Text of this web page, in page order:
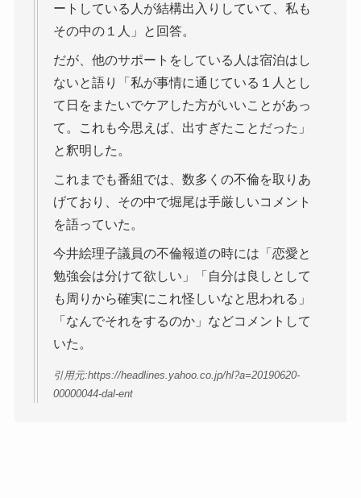
ートしている人が結構出入りしていて、私も
その中の１人」と回答。
だが、他のサポートをしている人は宿泊はし
ないと語り「私が事情に通じている１人とし
て日をまたいでケアした方がいいことがあっ
て。これも今思えば、出すぎたことだった」
と釈明した。
これまでも番組では、数多くの不倫を取りあ
げており、その中で堀尾は手厳しいコメント
を語っていた。
今井絵理子議員の不倫報道の時には「恋愛と
勉強会は分けて欲しい」「自分は良しとして
も周りから確実にこれ怪しいなと思われる」
「なんでそれをするのか」などコメントして
いた。
引用元:https://headlines.yahoo.co.jp/hl?a=20190620-
00000044-dal-ent